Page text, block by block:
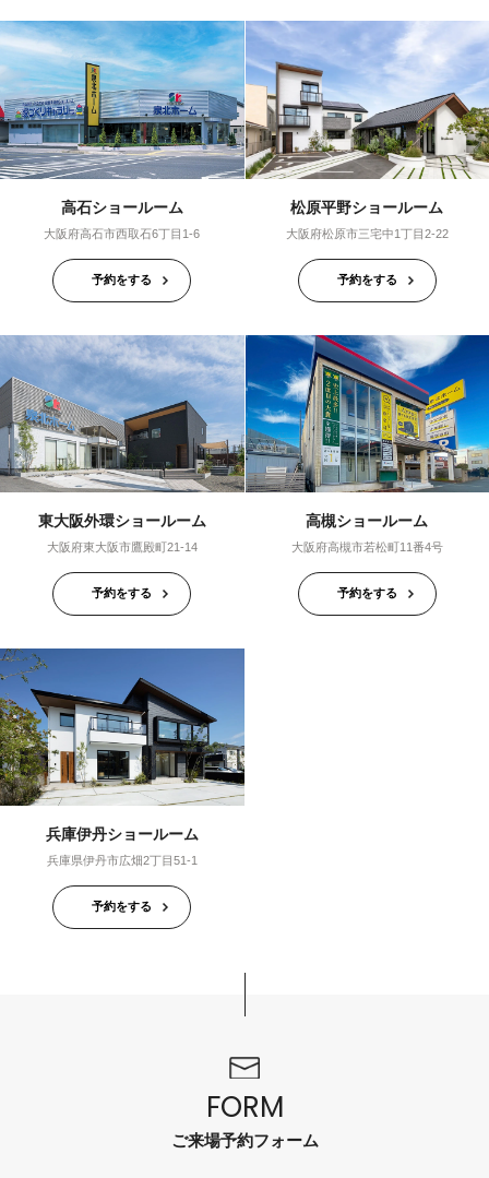
高石ショールーム
大阪府高石市西取石6丁目1-6
予約をする
松原平野ショールーム
大阪府松原市三宅中1丁目2-22
予約をする
東大阪外環ショールーム
大阪府東大阪市鷹殿町21-14
予約をする
高槻ショールーム
大阪府高槻市若松町11番4号
予約をする
兵庫伊丹ショールーム
兵庫県伊丹市広畑2丁目51-1
予約をする
FORM
ご来場予約フォーム